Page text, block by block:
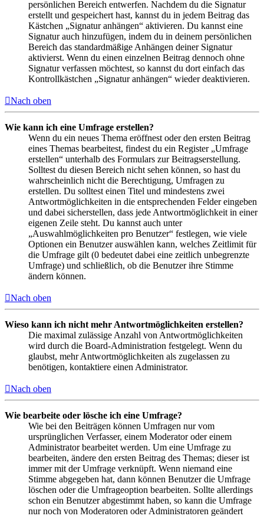
persönlichen Bereich entwerfen. Nachdem du die Signatur
erstellt und gespeichert hast, kannst du in jedem Beitrag das
Kästchen „Signatur anhängen“ aktivieren. Du kannst eine
Signatur auch hinzufügen, indem du in deinem persönlichen
Bereich das standardmäßige Anhängen deiner Signatur
aktivierst. Wenn du einen einzelnen Beitrag dennoch ohne
Signatur verfassen möchtest, so kannst du dort einfach das
Kontrollkästchen „Signatur anhängen“ wieder deaktivieren.
Nach oben
Wie kann ich eine Umfrage erstellen?
Wenn du ein neues Thema eröffnest oder den ersten Beitrag
eines Themas bearbeitest, findest du ein Register „Umfrage
erstellen“ unterhalb des Formulars zur Beitragserstellung.
Solltest du diesen Bereich nicht sehen können, so hast du
wahrscheinlich nicht die Berechtigung, Umfragen zu
erstellen. Du solltest einen Titel und mindestens zwei
Antwortmöglichkeiten in die entsprechenden Felder eingeben
und dabei sicherstellen, dass jede Antwortmöglichkeit in einer
eigenen Zeile steht. Du kannst auch unter
„Auswahlmöglichkeiten pro Benutzer“ festlegen, wie viele
Optionen ein Benutzer auswählen kann, welches Zeitlimit für
die Umfrage gilt (0 bedeutet dabei eine zeitlich unbegrenzte
Umfrage) und schließlich, ob die Benutzer ihre Stimme
ändern können.
Nach oben
Wieso kann ich nicht mehr Antwortmöglichkeiten erstellen?
Die maximal zulässige Anzahl von Antwortmöglichkeiten
wird durch die Board-Administration festgelegt. Wenn du
glaubst, mehr Antwortmöglichkeiten als zugelassen zu
benötigen, kontaktiere einen Administrator.
Nach oben
Wie bearbeite oder lösche ich eine Umfrage?
Wie bei den Beiträgen können Umfragen nur vom
ursprünglichen Verfasser, einem Moderator oder einem
Administrator bearbeitet werden. Um eine Umfrage zu
bearbeiten, ändere den ersten Beitrag des Themas; dieser ist
immer mit der Umfrage verknüpft. Wenn niemand eine
Stimme abgegeben hat, dann können Benutzer die Umfrage
löschen oder die Umfrageoption bearbeiten. Sollte allerdings
schon ein Benutzer abgestimmt haben, so kann die Umfrage
nur noch von Moderatoren oder Administratoren geändert